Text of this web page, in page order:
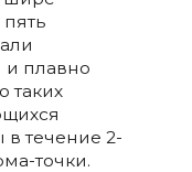
и плавно
таких
в течение 2-
точки.